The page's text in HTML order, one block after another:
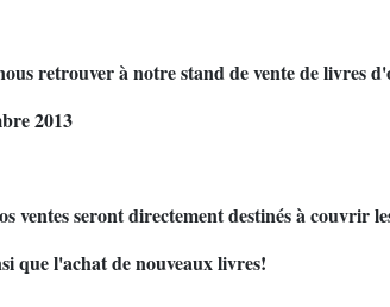
retrouver à notre stand de vente de livres
2013
ventes seront directement destinés à couvrir
que l'achat de nouveaux livres!